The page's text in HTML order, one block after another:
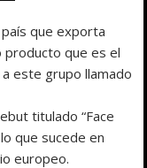
que exporta
producto que es el
este grupo llamado
titulado “Face
que sucede en
europeo.